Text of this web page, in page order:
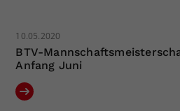
10.05.2020
BTV-
Anfang Juni